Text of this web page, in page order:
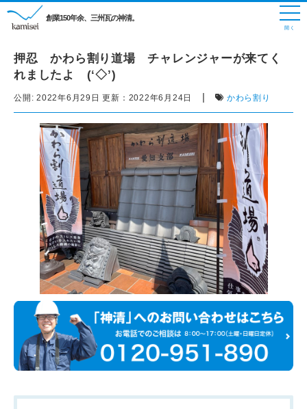
創業150年余、三州瓦の神清。
押忍 かわら割り道場 チャレンジャーが来てく
れましたよ (‘◇’)ゞ
公開: 2022年6月29日 更新： 2022年6月24日 | かわら割り